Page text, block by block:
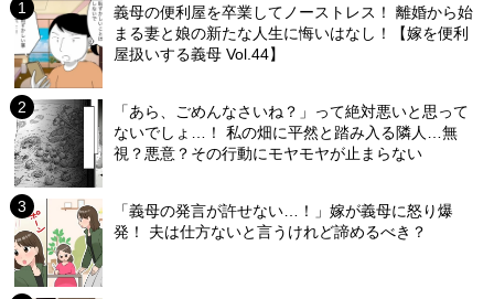
義母の便利屋を卒業してノーストレス！ 離婚から始
まる妻と娘の新たな人生に悔いはなし！【嫁を便利
屋扱いする義母 Vol.44】
「あら、ごめんなさいね？」って絶対悪いと思って
ないでしょ…！ 私の畑に平然と踏み入る隣人…無
視？悪意？その行動にモヤモヤが止まらない
「義母の発言が許せない…！」嫁が義母に怒り爆
発！ 夫は仕方ないと言うけれど諦めるべき？